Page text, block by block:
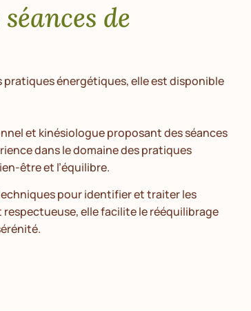
de
pratiques énergétiques, elle est disponible
et kinésiologue proposant des séances
dans le domaine des pratiques
être et l’équilibre.
pour identifier et traiter les
elle facilite le rééquilibrage